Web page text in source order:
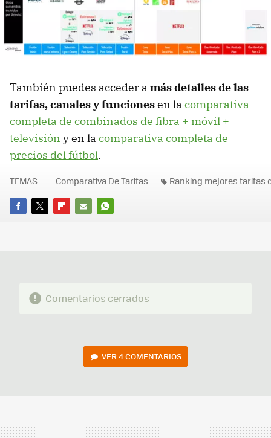
También puedes acceder a más detalles de las
tarifas, canales y funcionesen la comparativa
completa de combinados de fibra + móvil +
televisión y en la comparativa completa de
precios del fútbol.
FACEBOOK
TWITTERFLIPBOARD
E-
WHATSAPP
TEMAS Comparativa De Tarifas Ranking mejores tarifas
Comentarios cerrados
VER4 COMENTARIOS